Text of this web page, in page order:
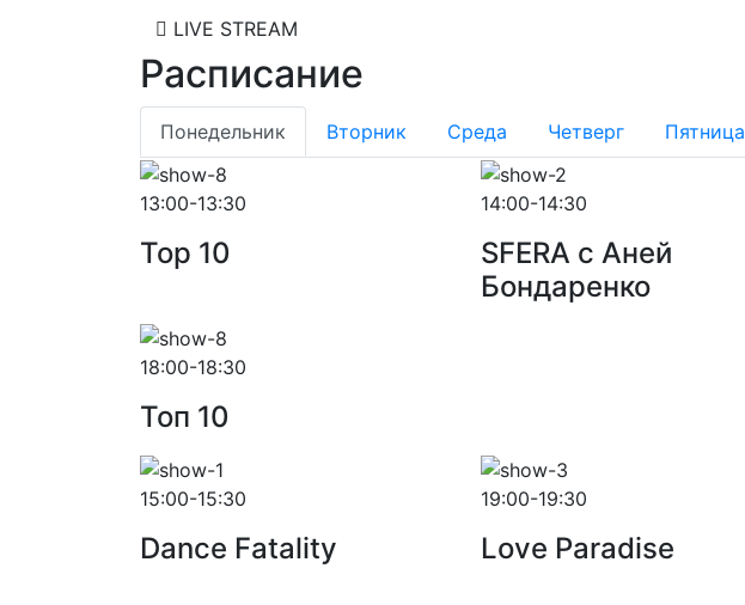
LIVE STREAM
Расписание
Понедельник Вторник Среда Четверг Пятница
13:00-13:30
Top 10
14:00-14:30
SFERA с Аней
Бондаренко
18:00-18:30
Toп 10
15:00-15:30
Dance Fatality
19:00-19:30
Love Paradise